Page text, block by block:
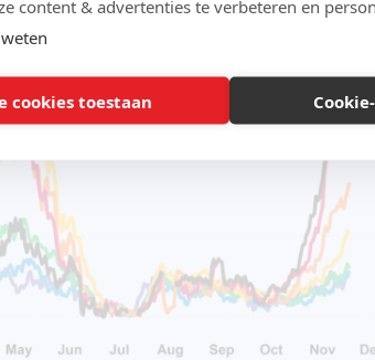
content & advertenties te verbeteren en
cookies toestaan